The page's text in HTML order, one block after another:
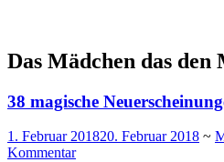
Das Mädchen das
38 magische
1. Februar 201820. Februar 2018 ~
Kommentar